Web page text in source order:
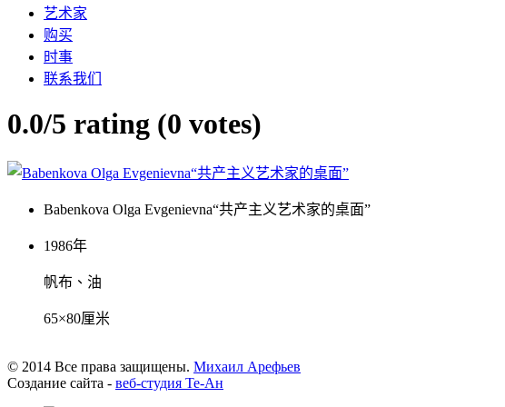
艺术家
购买
时事
联系我们
0.0/5 rating (0 votes)
Babenkova Olga Evgenievna“共产主义艺术家的桌面”
1986年
帆布、油
65×80厘米
© 2014 Все права защищены. Михаил Арефьев
Создание сайта - веб-студия Те-Ан